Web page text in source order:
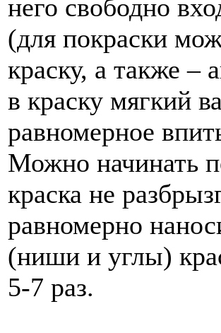
него свободно
(для покраски
краску, а также –
в краску мягкий
равномерное
Можно начинать
краска не
равномерно
(ниши и углы)
5-7 раз.